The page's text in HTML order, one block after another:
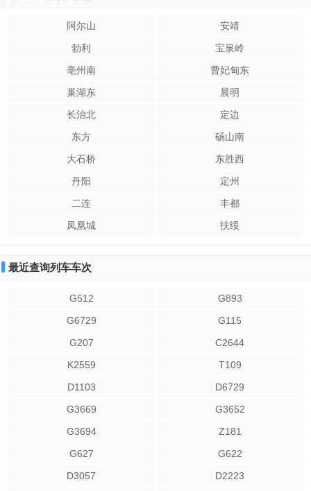
阿尔山
安靖
勃利
宝泉岭
亳州南
曹妃甸东
巢湖东
晨明
长治北
定边
东方
砀山南
大石桥
东胜西
丹阳
定州
二连
丰都
凤凰城
扶绥
最近查询列车车次
G512
G893
G6729
G115
G207
C2644
K2559
T109
D1103
D6729
G3669
G3652
G3694
Z181
G627
G622
D3057
D2223